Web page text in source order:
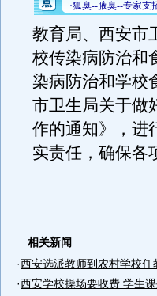
教育局、西安市
校传染病防治和
染病防治和学校
市卫生局关于做
作的通知》，进
实责任，确保各
相关新闻
·西安选派教师到农村学校任
·西安学校操场要收费 学生